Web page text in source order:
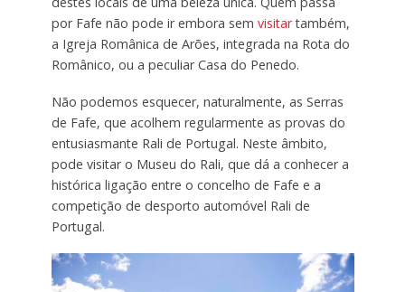
por Fafe não pode ir embora sem visitartambém,
a Igreja Românica de Arões, integrada na Rota do
Românico, ou a peculiar Casa do Penedo.
Não podemos esquecer, naturalmente, as Serras
de Fafe, que acolhem regularmente as provas do
entusiasmante Rali de Portugal. Neste âmbito,
pode visitar o Museu do Rali, que dá a conhecer a
histórica ligação entre o concelho de Fafe e a
competição de desporto automóvel Rali de
Portugal.